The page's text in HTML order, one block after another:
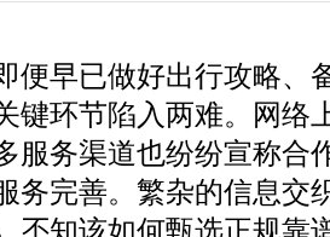
便早已做好出行攻略、
键环节陷入两难。网络
服务渠道也纷纷宣称合
务完善。繁杂的信息交
不知该如何甄选正规靠